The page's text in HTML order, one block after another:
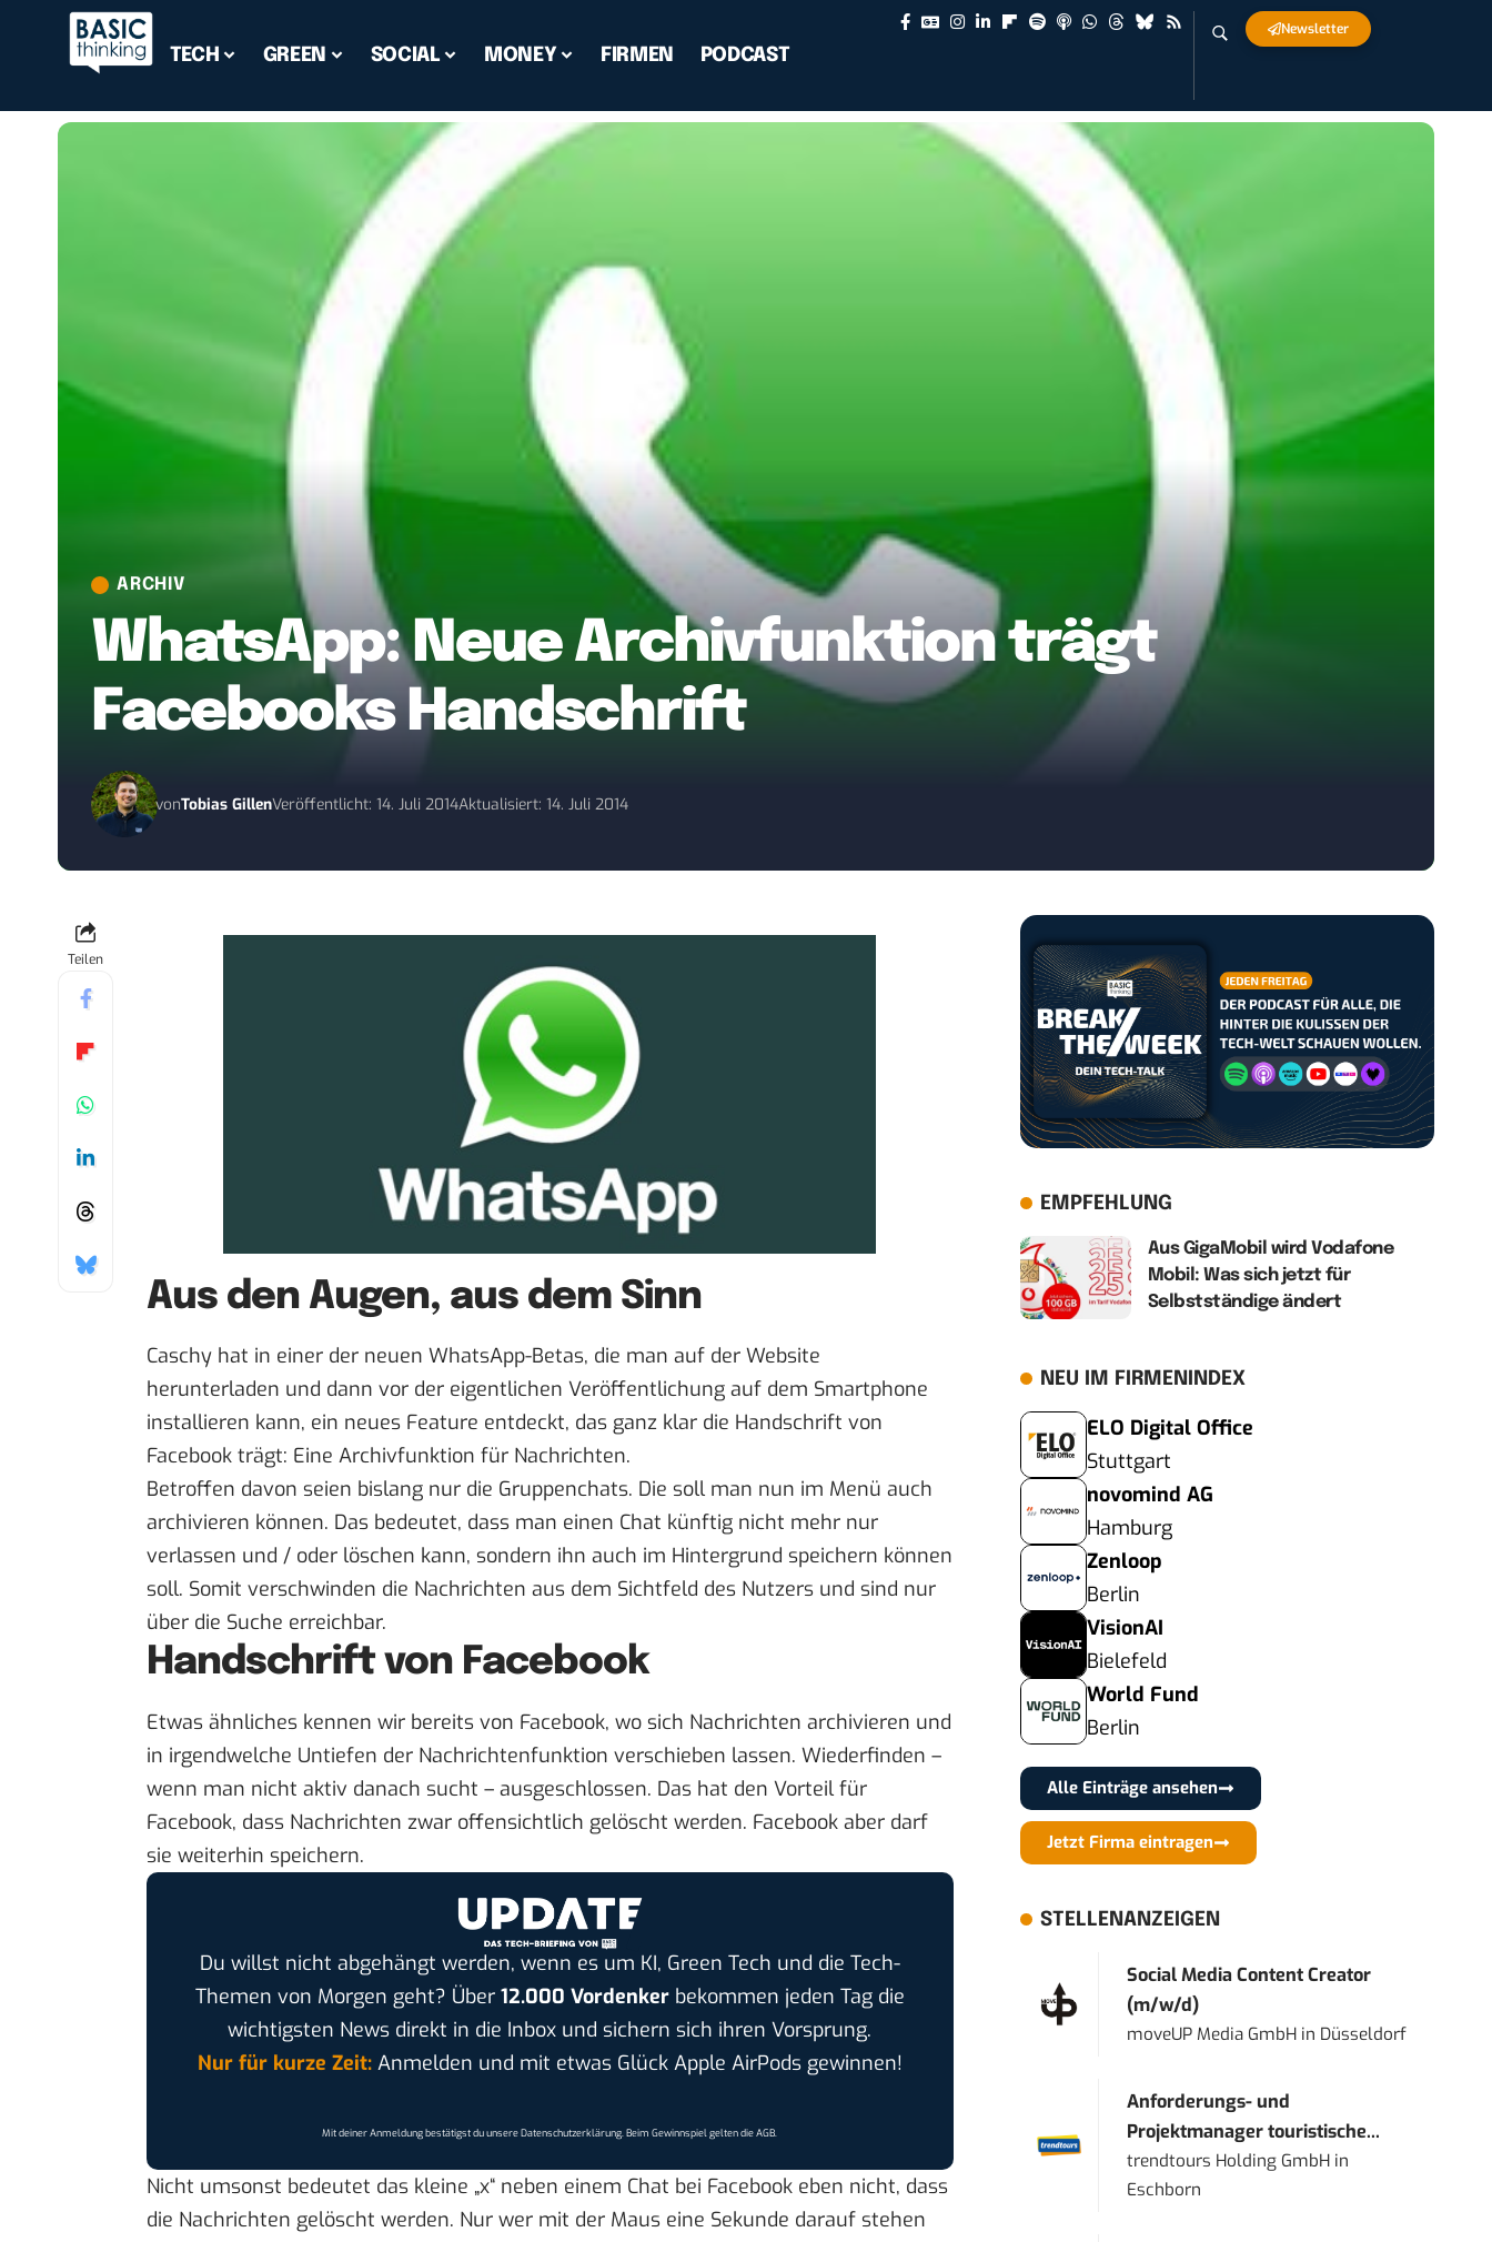
TECH GREEN SOCIAL MONEY FIRMEN PODCAST
Newsletter
ARCHIV
WhatsApp: Neue Archivfunktion trägt
Facebooks Handschrift
vonTobias GillenVeröffentlicht: 14. Juli 2014Aktualisiert: 14. Juli 2014
Teilen
Aus den Augen, aus dem Sinn
Caschy hat in einer der neuen WhatsApp-Betas, die man auf der Website
herunterladen und dann vor der eigentlichen Veröffentlichung auf dem Smartphone
installieren kann, ein neues Feature entdeckt, das ganz klar die Handschrift von
Facebook trägt: Eine Archivfunktion für Nachrichten.
Betroffen davon seien bislang nur die Gruppenchats. Die soll man nun im Menü auch
archivieren können. Das bedeutet, dass man einen Chat künftig nicht mehr nur
verlassen und / oder löschen kann, sondern ihn auch im Hintergrund speichern können
soll. Somit verschwinden die Nachrichten aus dem Sichtfeld des Nutzers und sind nur
über die Suche erreichbar.
Handschrift von Facebook
Etwas ähnliches kennen wir bereits von Facebook, wo sich Nachrichten archivieren und
in irgendwelche Untiefen der Nachrichtenfunktion verschieben lassen. Wiederfinden –
wenn man nicht aktiv danach sucht – ausgeschlossen. Das hat den Vorteil für
Facebook, dass Nachrichten zwar offensichtlich gelöscht werden. Facebook aber darf
sie weiterhin speichern.
Du willst nicht abgehängt werden, wenn es um KI, Green Tech und die Tech-
Themen von Morgen geht? Über 12.000 Vordenkerbekommen jeden Tag die
wichtigsten News direkt in die Inbox und sichern sich ihren Vorsprung.
Nur für kurze Zeit:Anmelden und mit etwas Glück Apple AirPods gewinnen!
Mit deiner Anmeldung bestätigst du unsereDatenschutzerklärung. Beim Gewinnspiel gelten dieAGB.
Nicht umsonst bedeutet das kleine „x“ neben einem Chat bei Facebook eben nicht, dass
die Nachrichten gelöscht werden. Nur wer mit der Maus eine Sekunde darauf stehen
EMPFEHLUNG
Aus GigaMobil wird Vodafone
Mobil: Was sich jetzt für
Selbstständige ändert
NEU IM FIRMENINDEX
ELO Digital Office
Stuttgart
novomind AG
Hamburg
Zenloop
Berlin
VisionAI
Bielefeld
World Fund
Berlin
Alle Einträge ansehen
Jetzt Firma eintragen
STELLENANZEIGEN
Social Media Content Creator
(m/w/d)
moveUP Media GmbH in Düsseldorf
Anforderungs- und
Projektmanager touristische...
trendtours Holding GmbH in
Eschborn